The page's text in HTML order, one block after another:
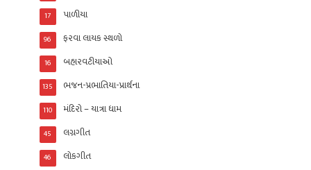
પાળીયા
17
ફરવા લાયક સ્થળો
96
બહારવટીયાઓ
16
ભજન-પ્રભાતિયા-પ્રાર્થના
135
મંદિરો – યાત્રા ધામ
110
લગ્નગીત
45
લોકગીત
46